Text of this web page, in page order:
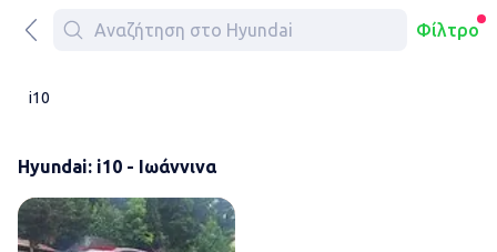
Φίλτρο
i10
Hyundai: i10 - Ιωάννινα